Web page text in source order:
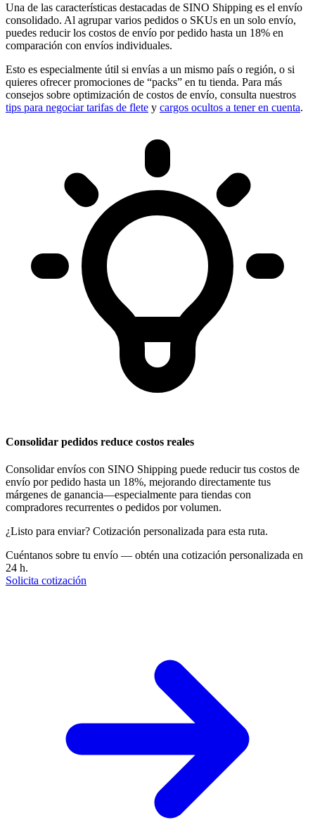
Una de las características destacadas de SINO Shipping es el envío
consolidado. Al agrupar varios pedidos o SKUs en un solo envío,
puedes reducir los costos de envío por pedido hasta un 18% en
comparación con envíos individuales.
Esto es especialmente útil si envías a un mismo país o región, o si
quieres ofrecer promociones de “packs” en tu tienda. Para más
consejos sobre optimización de costos de envío, consulta nuestros
tips para negociar tarifas de flete y cargos ocultos a tener en cuenta.
Consolidar pedidos reduce costos reales
Consolidar envíos con SINO Shipping puede reducir tus costos de
envío por pedido hasta un 18%, mejorando directamente tus
márgenes de ganancia—especialmente para tiendas con
compradores recurrentes o pedidos por volumen.
¿Listo para enviar? Cotización personalizada para esta ruta.
Cuéntanos sobre tu envío — obtén una cotización personalizada en
24 h.
Solicita cotización